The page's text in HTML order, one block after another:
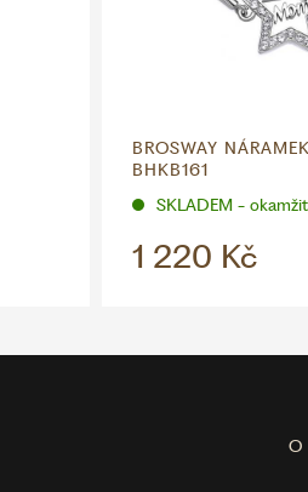
BROSWAY
BHKB161
SKLADEM -
1 220 Kč
O